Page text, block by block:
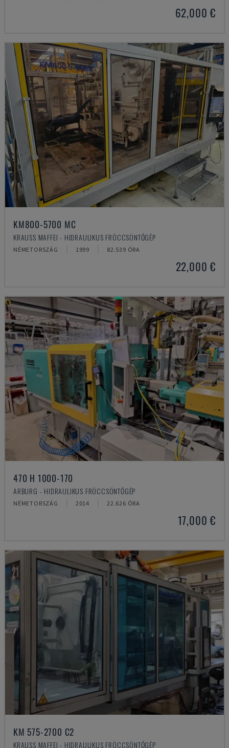
62,000 €
KM800-5700 MC
KRAUSS MAFFEI - HIDRAULIKUS FRÖCCSÖNTŐGÉP
NÉMETORSZÁG 1999 82.539 ÓRA
22,000 €
470 H 1000-170
ARBURG - HIDRAULIKUS FRÖCCSÖNTŐGÉP
NÉMETORSZÁG 2014 22.626 ÓRA
17,000 €
KM 575-2700 C2
KRAUSS MAFFEI - HIDRAULIKUS FRÖCCSÖNTŐGÉP